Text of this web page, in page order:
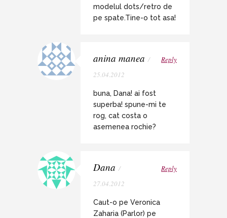
modelul dots/retro de
pe spate.Tine-o tot asa!
anina manea /
25.04.2012
Reply
buna, Dana! ai fost
superba! spune-mi te
rog, cat costa o
asemenea rochie?
Dana /
27.04.2012
Reply
Caut-o pe Veronica
Zaharia (Parlor) pe